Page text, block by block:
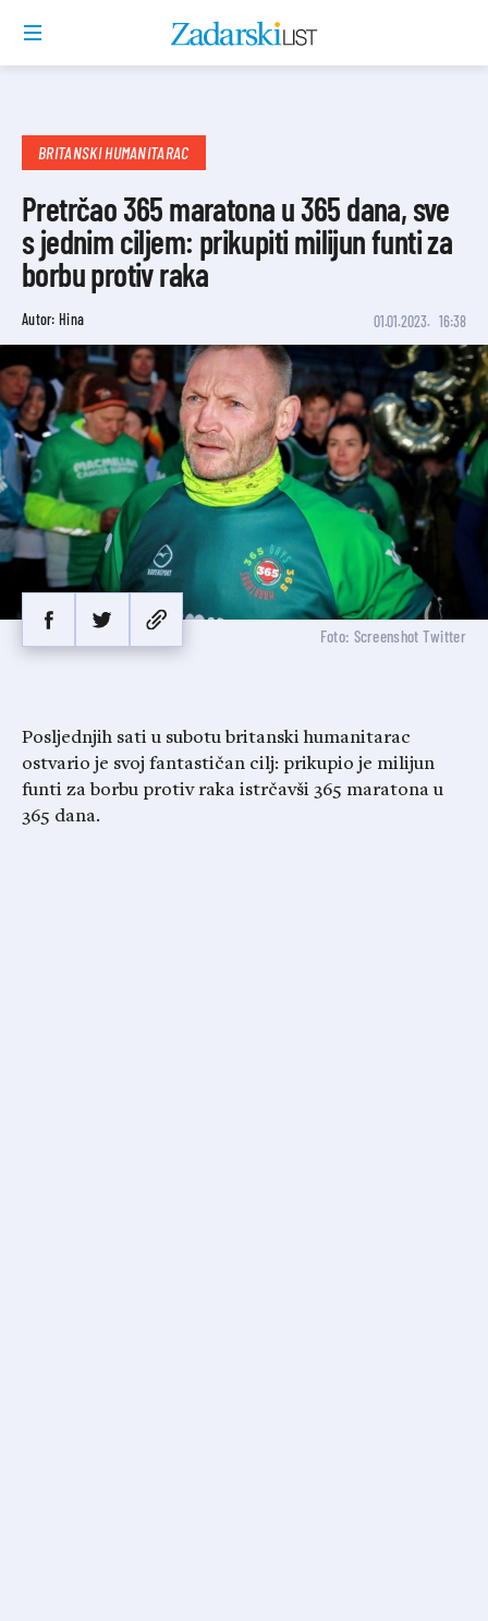
BRITANSKI HUMANITARAC
Pretrčao 365 maratona u 365 dana, sve
s jednim ciljem: prikupiti milijun funti za
borbu protiv raka
Autor: Hina 01.01.2023. 16:38
Foto: Screenshot Twitter
Posljednjih sati u subotu britanski humanitarac
ostvario je svoj fantastičan cilj: prikupio je milijun
funti za borbu protiv raka istrčavši 365 maratona u
365 dana.